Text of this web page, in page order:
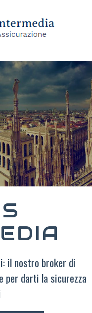
il nostro broker di
per darti la sicurezza